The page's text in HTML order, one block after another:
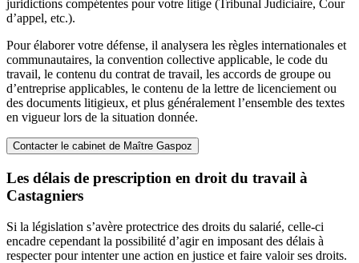
juridictions compétentes pour votre litige (Tribunal Judiciaire, Cour
d’appel, etc.).
Pour élaborer votre défense, il analysera les règles internationales et
communautaires, la convention collective applicable, le code du
travail, le contenu du contrat de travail, les accords de groupe ou
d’entreprise applicables, le contenu de la lettre de licenciement ou
des documents litigieux, et plus généralement l’ensemble des textes
en vigueur lors de la situation donnée.
Contacter le cabinet de Maître Gaspoz
Les délais de prescription en droit du travail à
Castagniers
Si la législation s’avère protectrice des droits du salarié, celle-ci
encadre cependant la possibilité d’agir en imposant des délais à
respecter pour intenter une action en justice et faire valoir ses droits.